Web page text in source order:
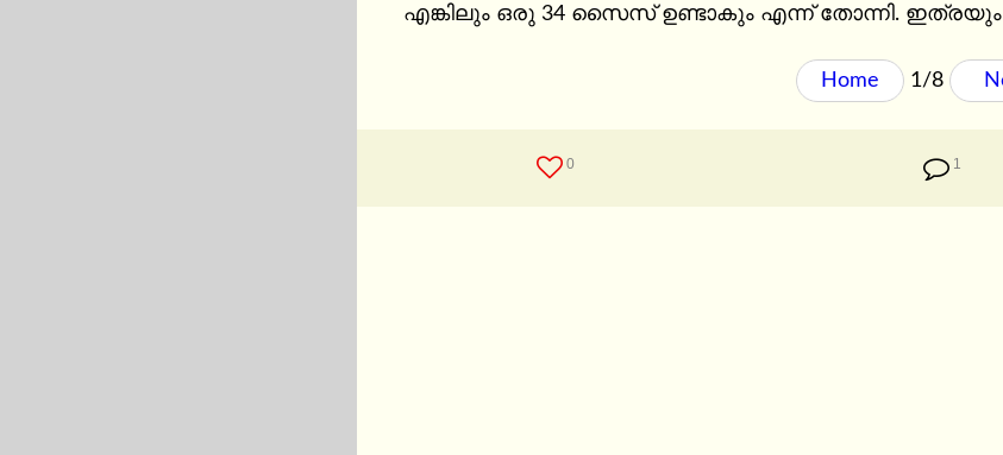
എങ്കിലും ഒരു 34 സൈസ് ഉണ്ടാകും എന്ന് തോന്നി.
Home 1/8
0 1